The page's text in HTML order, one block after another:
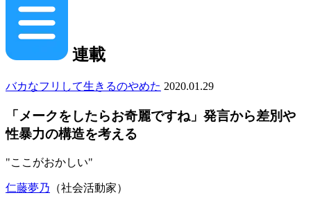
連載
バカなフリして生きるのやめた 2020.01.29
「メークをしたらお奇麗ですね」発言から差別や
性暴力の構造を考える
"ここがおかしい"
仁藤夢乃 （社会活動家）